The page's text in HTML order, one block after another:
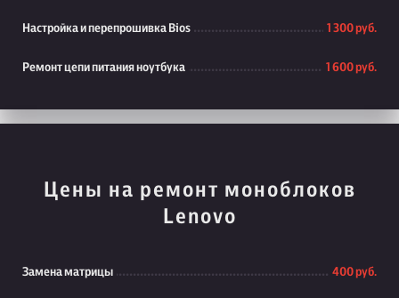
Настройка и перепрошивка Bios 1 300 руб.
Ремонт цепи питания ноутбука 1 600 руб.
Цены на ремонт моноблоков
Lenovo
Замена матрицы 400 руб.